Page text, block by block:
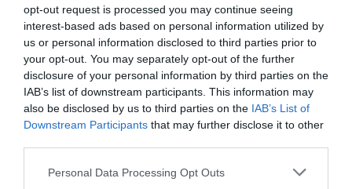
opt-out request is processed you may continue seeing
interest-based ads based on personal information utilized by
us or personal information disclosed to third parties prior to
your opt-out. You may separately opt-out of the further
disclosure of your personal information by third parties on the
IAB’s list of downstream participants. This information may
also be disclosed by us to third parties on the IAB’s List of
Downstream Participants that may further disclose it to other
Please note that this website/app uses one or more Google
Personal Data Processing Opt Outs
ELŐZŐ CIKK
ERDŐTÜZEK OLTÁSÁRA KIFEJLESZTETT REPÜLŐGÉPET
TESZTELT KÍNA – VIDEÓVAL!
KÖVETKEZŐ CIKK
A KUTATÓK SZERINT TOVÁBB ÉL, AKI MAKACS ÉS ÖNFEJŰ